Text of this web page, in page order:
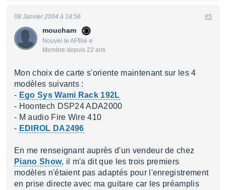
moucham
Nouvel·le AFfilié·e
Membre depuis 22 ans
08 Janvier 2004 à 18:56 #5
Mon choix de carte s'oriente maintenant sur les 4
modèles suivants :
- Ego Sys Wami Rack 192L
- Hoontech DSP24 ADA2000
- M audio Fire Wire 410
- EDIROL DA2496
En me renseignant auprès d'un vendeur de chez
Piano Show, il m'a dit que les trois premiers
modèles n'étaient pas adaptés pour l'enregistrement
en prise directe avec ma guitare car les préamplis